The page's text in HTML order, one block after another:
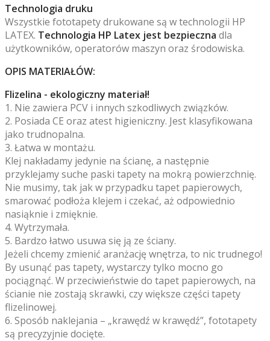
Technologia druku
Wszystkie fototapety drukowane są w technologii HP
LATEX. Technologia HP Latex jest bezpieczna dla
użytkowników, operatorów maszyn oraz środowiska.
OPIS MATERIAŁÓW:
Flizelina - ekologiczny materiał!
1. Nie zawiera PCV i innych szkodliwych związków.
2. Posiada CE oraz atest higieniczny. Jest klasyfikowana
jako trudnopalna.
3. Łatwa w montażu.
Klej nakładamy jedynie na ścianę, a następnie
przyklejamy suche paski tapety na mokrą powierzchnię.
Nie musimy, tak jak w przypadku tapet papierowych,
smarować podłoża klejem i czekać, aż odpowiednio
nasiąknie i zmięknie.
4. Wytrzymała.
5. Bardzo łatwo usuwa się ją ze ściany.
Jeżeli chcemy zmienić aranżację wnętrza, to nic trudnego!
By usunąć pas tapety, wystarczy tylko mocno go
pociągnąć. W przeciwieństwie do tapet papierowych, na
ścianie nie zostają skrawki, czy większe części tapety
flizelinowej.
6. Sposób naklejania – „krawędź w krawędź”, fototapety
są precyzyjnie docięte.